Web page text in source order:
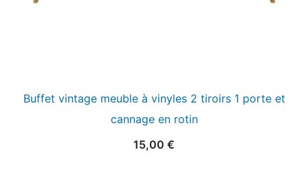
Buffet vintage meuble à vinyles 2 tiroirs 1 porte et
cannage en rotin
15,00 €